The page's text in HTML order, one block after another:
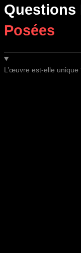
Questions
Posées
L’œuvre est-elle unique